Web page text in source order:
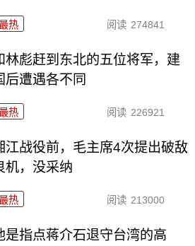
热 阅读 274841
林彪赶到东北的五位将军，建
后遭遇各不同
热 阅读 226921
江战役前，毛主席4次提出破敌
机，没采纳
热 阅读 213000
是指点蒋介石退守台湾的高